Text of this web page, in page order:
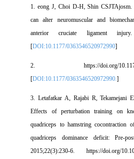
1. eong J, Choi D-H, Shin
can alter neuromuscular and
anterior cruciate ligament
[DOI:10.1177/0363546520972990
2. https://doi.org/10.1177/
[DOI:10.1177/0363546520972990.
3. Letafatkar A, Rajabi R,
Effects of perturbation training on
quadriceps to hamstring
quadriceps dominance deficit: Pre-
2015;22(3):230-6. https://doi.org/